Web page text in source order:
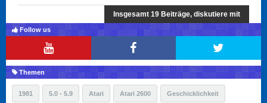
Insgesamt 19 Beiträge, diskutiere mit
Follow us
Themen
1981 5.0 - 5.9 Atari Atari 2600 Geschicklichkeit